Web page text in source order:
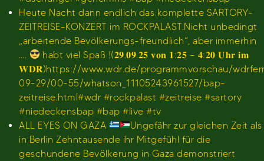
Heute Nacht dann endlich das komplette SARTORY-
ZEITREISE-KONZERT im ROCKPALAST.Nicht unbedingt
„arbeitende Bevölkerungs-freundlich“, aber immerhin
….
habt viel Spaß !(𝟐𝟗.𝟎𝟗.𝟐𝟓 𝐯𝐨𝐧 𝟏:𝟐𝟓 – 𝟒:𝟐𝟎 𝐔𝐡𝐫 𝐢𝐦
𝐖𝐃𝐑)https://www.wdr.de/programmvorschau/
09-29/00-55/whatson_11105243961527/bap-
zeitreise.html#wdr #rockpalast #zeitreise #sartory
#niedeckensbap #bap #live #tv
ALL EYES ON GAZA
Ungefähr zur gleichen Zeit als
in Berlin Zehntausende ihr Mitgefühl für die
geschundene Bevölkerung in Gaza demonstriert